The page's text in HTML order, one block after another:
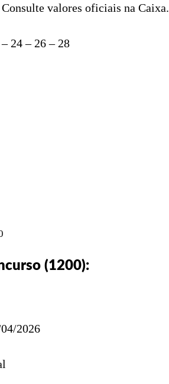
valores oficiais na Caixa.
24 – 26 – 28
(1200):
2026